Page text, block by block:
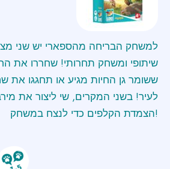
למשחק הבריחה מהספארי יש שני
שיתופי ומשחק תחרותי! שחררו את
ששומר גן החיות מגיע או תחגגו את
לעיר! בשני המקרים, שי ליצור את
הצמדת הקלפים כדי לנצח במשחק!